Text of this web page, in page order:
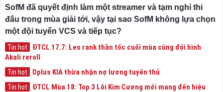
SofM đã quyết định làm một streamer và tạm nghỉ thi
đấu trong mùa giải tới, vậy tại sao SofM không lựa chọn
một đội tuyển VCS và tiếp tục?
Tin hot
ĐTCL 17.7: Leo rank thần tốc cuối mùa cùng đội hình
Akali reroll
Tin hot Dplus KIA thừa nhận nợ lương tuyển thủ
Tin hot
ĐTCL Mùa 18: Top 3 Lõi Kim Cương mới mang đến hiệu